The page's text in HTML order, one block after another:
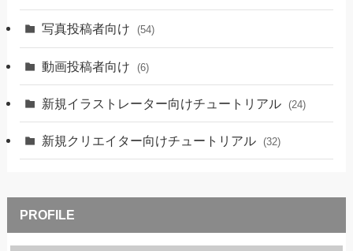
写真投稿者向け (54)
動画投稿者向け (6)
新規イラストレーター向けチュートリアル (24)
新規クリエイター向けチュートリアル (32)